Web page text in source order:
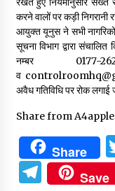
करने वालों पर कड़ी निगरानी
आयुक्त यूनुस ने सभी
सूचना विभाग द्वारा
नम्बर 0177-
व
अवैध गतिविधि पर रोक
Share from
Share
Save